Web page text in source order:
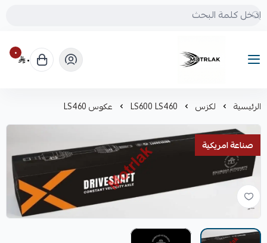
Motrlak
٠ ٠
الرئيسية لكزس LS600 LS460 عكوس LS460
صناعة امريكية